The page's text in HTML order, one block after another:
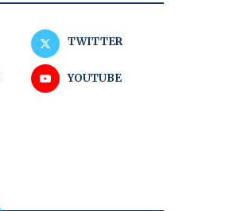
TWITTER
YOUTUBE